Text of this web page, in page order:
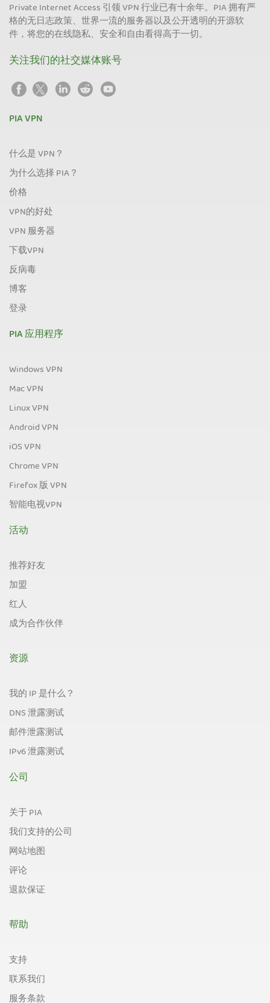
Private Internet Access 引领 VPN 行业已有十余年。PIA 拥有严
格的无日志政策、世界一流的服务器以及公开透明的开源软
件，将您的在线隐私、安全和自由看得高于一切。
关注我们的社交媒体账号
PIA VPN
什么是 VPN？
为什么选择 PIA？
价格
VPN的好处
VPN 服务器
下载VPN
反病毒
博客
登录
PIA 应用程序
Windows VPN
Mac VPN
Linux VPN
Android VPN
iOS VPN
Chrome VPN
Firefox 版 VPN
智能电视VPN
活动
推荐好友
加盟
红人
成为合作伙伴
资源
我的 IP 是什么？
DNS 泄露测试
邮件泄露测试
IPv6 泄露测试
公司
关于 PIA
我们支持的公司
网站地图
评论
退款保证
帮助
支持
联系我们
服务条款